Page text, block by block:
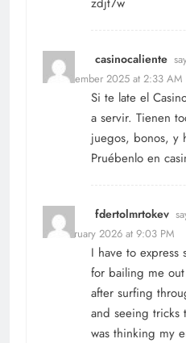
casinocaliente
21 November 2025 at 2:33 AM
Si te late el
a servir. Tienen
juegos, bonos, y
Pruébenlo en
fdertolmrtokev
10 February 2026 at 9:03 PM
I have to express
for bailing me
after surfing
and seeing tricks
was thinking my